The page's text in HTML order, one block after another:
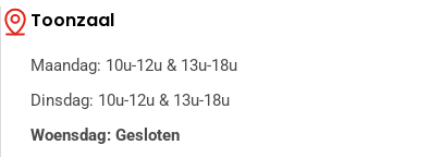
Toonzaal
Maandag: 10u-12u & 13u-18u
Dinsdag: 10u-12u & 13u-18u
Woensdag: Gesloten